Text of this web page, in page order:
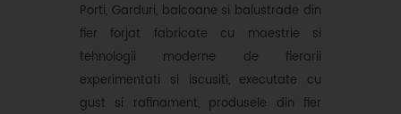
Porti, Garduri, balcoane si balustrade din
fier forjat fabricate cu maestrie si
tehnologii moderne de fierarii
experimentati si iscusiti, executate cu
gust si rafinament, produsele din fier